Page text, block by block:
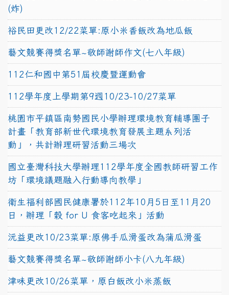
(炸)
裕民田更改12/22菜單:原小米香飯改為地瓜飯
藝文競賽得獎名單~敬師謝師作文(七八年級)
112仁和國中第51屆校慶暨運動會
112學年度上學期第9週10/23-10/27菜單
桃園市平鎮區南勢國民小學辦理環境教育輔導團子
計畫「教育部新世代環境教育發展主題系列活
動」，共計辦理研習活動三場次
國立臺灣科技大學辦理112學年度全國教師研習工作
坊「環境議題融入行動導向教學」
衛生福利部國民健康署於112年10月5日至11月20
日，辦理「穀 for U 食客吃起來」活動
沅益更改10/23菜單:原佛手瓜滑蛋改為蒲瓜滑蛋
藝文競賽得獎名單~敬師謝師小卡(八九年級)
津味更改10/26菜單，原白飯改小米蒸飯